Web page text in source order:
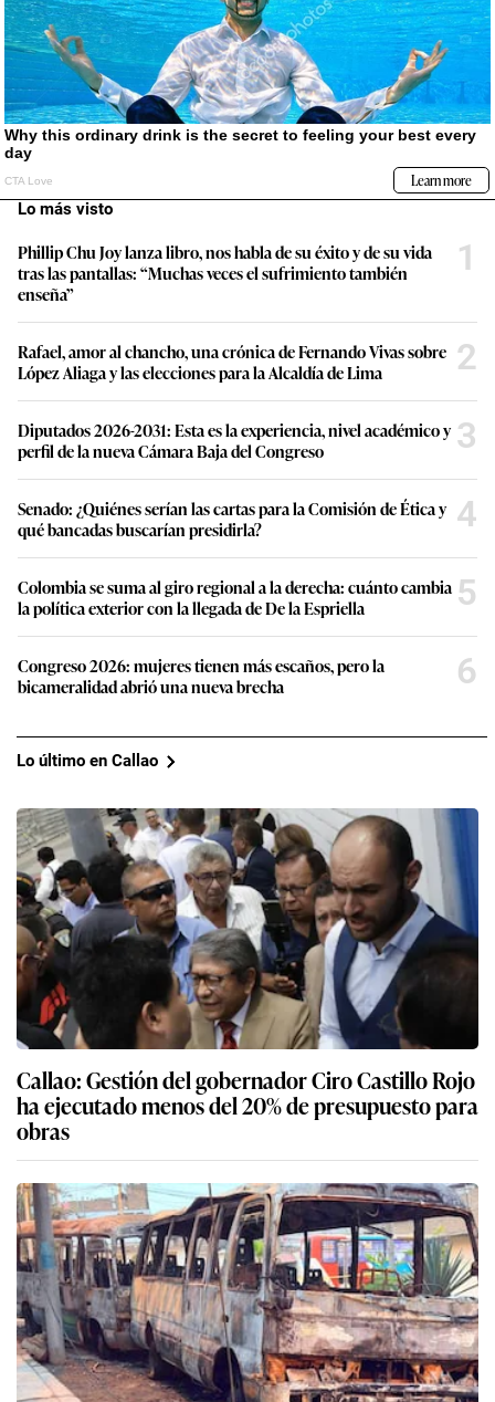
Lo más visto
Phillip Chu Joy lanza libro, nos habla de su éxito y de su vida
tras las pantallas: “Muchas veces el sufrimiento también
enseña”
1
Rafael, amor al chancho, una crónica de Fernando Vivas sobre
López Aliaga y las elecciones para la Alcaldía de Lima
2
Diputados 2026-2031: Esta es la experiencia, nivel académico y
perfil de la nueva Cámara Baja del Congreso
3
Senado: ¿Quiénes serían las cartas para la Comisión de Ética y
qué bancadas buscarían presidirla?
4
Colombia se suma al giro regional a la derecha: cuánto cambia
la política exterior con la llegada de De la Espriella
5
Congreso 2026: mujeres tienen más escaños, pero la
bicameralidad abrió una nueva brecha
6
Lo último en Callao
Callao: Gestión del gobernador Ciro Castillo Rojo
ha ejecutado menos del 20% de presupuesto para
obras